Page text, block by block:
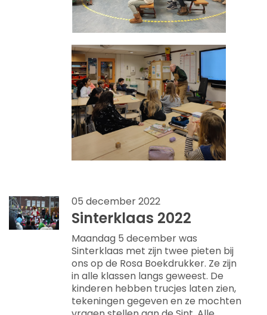
05 december 2022
Sinterklaas 2022
Maandag 5 december was
Sinterklaas met zijn twee pieten bij
ons op de Rosa Boekdrukker. Ze zijn
in alle klassen langs geweest. De
kinderen hebben trucjes laten zien,
tekeningen gegeven en ze mochten